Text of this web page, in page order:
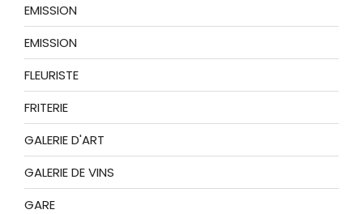
EMISSION
EMISSION
FLEURISTE
FRITERIE
GALERIE D'ART
GALERIE DE VINS
GARE